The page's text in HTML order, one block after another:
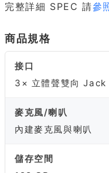
完整詳細 SPEC 請參
商品規格
接口
3× 立體聲雙向 Jack
麥克風/喇叭
內建麥克風與喇叭
儲存空間